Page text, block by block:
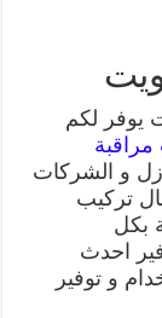
يوفر لكم
و الشركات
تركيب
بكل
احدث
و توفير